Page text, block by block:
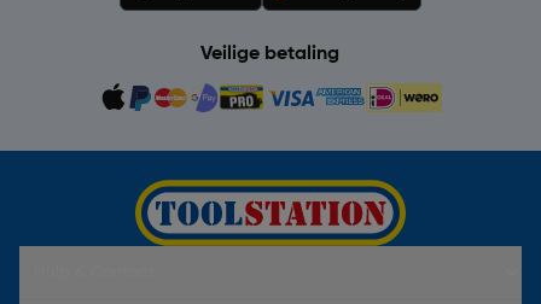
Veilige betaling